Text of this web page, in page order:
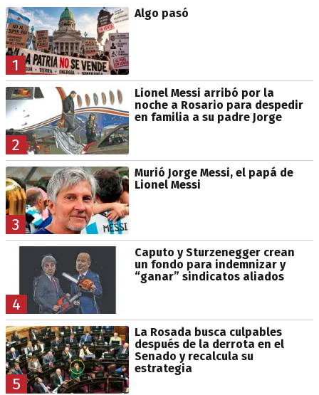
1
Algo pasó
2
Lionel Messi arribó por la
noche a Rosario para despedir
en familia a su padre Jorge
3
Murió Jorge Messi, el papá de
Lionel Messi
4
Caputo y Sturzenegger crean
un fondo para indemnizar y
“ganar” sindicatos aliados
5
La Rosada busca culpables
después de la derrota en el
Senado y recalcula su
estrategia